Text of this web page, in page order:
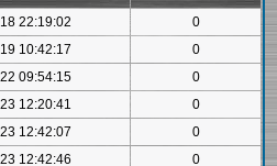
22:19:02
0
10:42:17
0
09:54:15
0
12:20:41
0
12:42:07
0
12:42:46
0